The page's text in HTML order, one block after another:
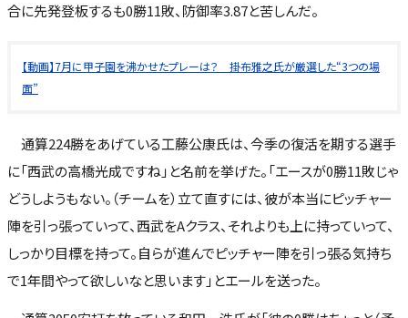
合に先発登板するも0勝11敗、防御率3.87と苦しんだ。
【動画】7月に甲子園を沸かせたプレーは？ 掛布雅之氏が厳選した“3つの場
面”
通算224勝をあげている工藤公康氏は、今季の復活を期する選手
に「西武の高橋光成ですね」と名前を挙げた。「エースが0勝11敗じゃ
どうしようもない。（チームを）立て直すには、彼が本当にピッチャー
陣を引っ張っていって、西武をAクラス、それよりも上に持っていって、
しっかり目標を持って。自らが進んでピッチャー陣を引っ張る気持ち
で1年間やって欲しいなと思います」とエールを送った。